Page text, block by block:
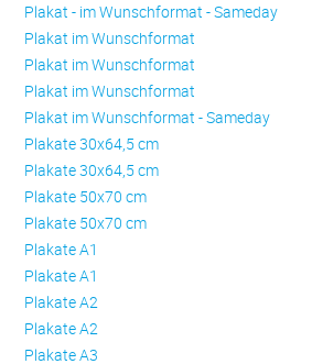
Plakat - im Wunschformat - Sameday
Plakat im Wunschformat
Plakat im Wunschformat
Plakat im Wunschformat
Plakat im Wunschformat - Sameday
Plakate 30x64,5 cm
Plakate 30x64,5 cm
Plakate 50x70 cm
Plakate 50x70 cm
Plakate A1
Plakate A1
Plakate A2
Plakate A2
Plakate A3